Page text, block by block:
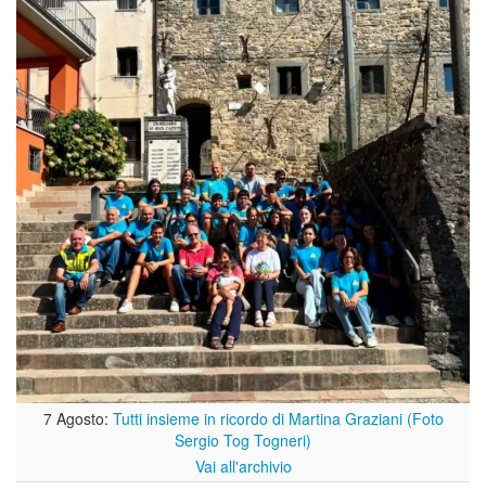
7 Agosto: Tutti insieme in ricordo di Martina Graziani (Foto
Sergio Tog Togneri)
Vai all'archivio